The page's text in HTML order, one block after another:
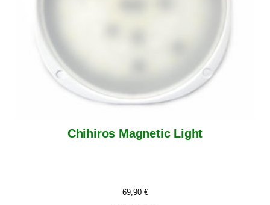
Chihiros Magnetic Light
69,90 €